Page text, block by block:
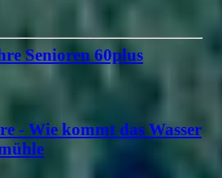
Senioren 60plus
- Wie kommt das Wasser